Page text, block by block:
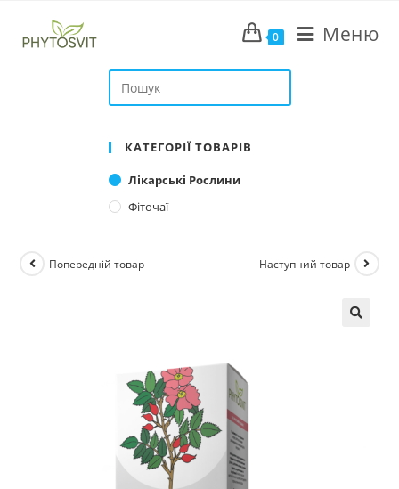
0 Меню
Search
this
КАТЕГОРІЇ ТОВАРІВ
Лікарські Рослини
Фіточаї
Попередній товар Наступний товар